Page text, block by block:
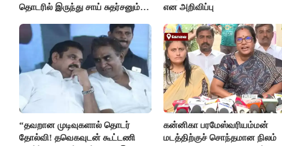
தொடரில் இருந்து சாய் சுதர்சனும்
என அறிவிப்பு
“தவறான முடிவுகளால் தொடர்
தோல்வி! தவெகவுடன் கூட்டணி
கன்னிகா பரமேஸ்வரியம்மன்
மடத்திற்குச் சொந்தமான நிலம்